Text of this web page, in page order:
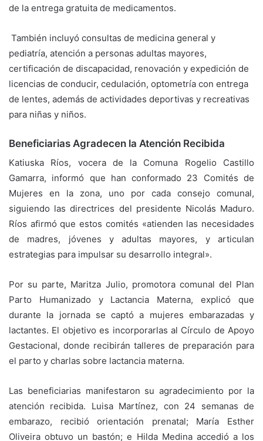
de la entrega gratuita de medicamentos.
También incluyó consultas de medicina general y
pediatría, atención a personas adultas mayores,
certificación de discapacidad, renovación y expedición de
licencias de conducir, cedulación, optometría con entrega
de lentes, además de actividades deportivas y recreativas
para niñas y niños.
Beneficiarias Agradecen la Atención Recibida
Katiuska Ríos, vocera de la Comuna Rogelio Castillo
Gamarra, informó que han conformado 23 Comités de
Mujeres en la zona, uno por cada consejo comunal,
siguiendo las directrices del presidente Nicolás Maduro.
Ríos afirmó que estos comités «atienden las necesidades
de madres, jóvenes y adultas mayores, y articulan
estrategias para impulsar su desarrollo integral».
Por su parte, Maritza Julio, promotora comunal del Plan
Parto Humanizado y Lactancia Materna, explicó que
durante la jornada se captó a mujeres embarazadas y
lactantes. El objetivo es incorporarlas al Círculo de Apoyo
Gestacional, donde recibirán talleres de preparación para
el parto y charlas sobre lactancia materna.
Las beneficiarias manifestaron su agradecimiento por la
atención recibida. Luisa Martínez, con 24 semanas de
embarazo, recibió orientación prenatal; María Esther
Oliveira obtuvo un bastón; e Hilda Medina accedió a los